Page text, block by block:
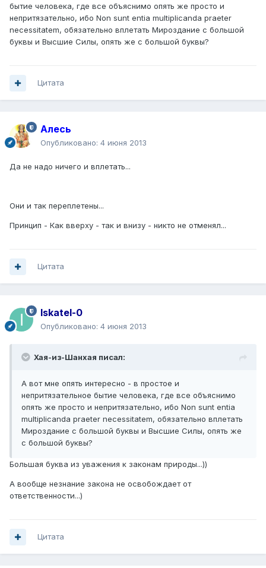
бытие человека, где все объяснимо опять же просто и
непритязательно, ибо Non sunt entia multiplicanda praeter
necessitatem, обязательно вплетать Мироздание с большой
буквы и Высшие Силы, опять же с большой буквы?
Цитата
Алесь
Опубликовано: 4 июня 2013
Да не надо ничего и вплетать...
Они и так переплетены...
Принцип - Как вверху - так и внизу - никто не отменял...
Цитата
Iskatel-0
Опубликовано: 4 июня 2013
Хая-из-Шанхая писал:
А вот мне опять интересно - в простое и
непритязательное бытие человека, где все объяснимо
опять же просто и непритязательно, ибо Non sunt entia
multiplicanda praeter necessitatem, обязательно вплетать
Мироздание с большой буквы и Высшие Силы, опять же
с большой буквы?
Большая буква из уважения к законам природы...))
А вообще незнание закона не освобождает от
ответственности...)
Цитата